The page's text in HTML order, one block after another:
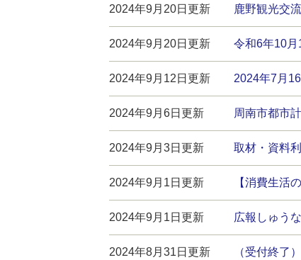
2024年9月20日更新 鹿野観光交
2024年9月20日更新 令和6年10月
2024年9月12日更新 2024年7月
2024年9月6日更新 周南市都市
2024年9月3日更新 取材・資料
2024年9月1日更新 【消費生活
2024年9月1日更新 広報しゅう
2024年8月31日更新 （受付終了